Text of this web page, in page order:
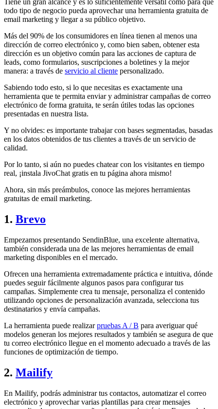
Tiene un gran alcance y es lo suficientemente versátil como para que
todo tipo de negocio pueda aprovechar una herramienta gratuita de
email marketing y llegar a su público objetivo.
Más del 90% de los consumidores en línea tienen al menos una
dirección de correo electrónico y, como bien saben, obtener esta
dirección es un objetivo común para las acciones de captura de
leads, como formularios, suscripciones a boletines y la mejor
manera: a través de servicio al cliente personalizado.
Sabiendo todo esto, si lo que necesitas es exactamente una
herramienta que te permita enviar y administrar campañas de correo
electrónico de forma gratuita, te serán útiles todas las opciones
presentadas en nuestra lista.
Y no olvides: es importante trabajar con bases segmentadas, basadas
en los datos obtenidos de tus clientes a través de un servicio de
calidad.
Por lo tanto, si aún no puedes chatear con los visitantes en tiempo
real, ¡instala JivoChat gratis en tu página ahora mismo!
Ahora, sin más preámbulos, conoce las mejores herramientas
gratuitas de email marketing.
1. Brevo
Empezamos presentando SendinBlue, una excelente alternativa,
también considerada una de las mejores herramientas de email
marketing disponibles en el mercado.
Ofrecen una herramienta extremadamente práctica e intuitiva, dónde
puedes seguir fácilmente algunos pasos para configurar tus
campañas. Simplemente crea tu mensaje, personaliza el contenido
utilizando opciones de personalización avanzada, selecciona tus
destinatarios y envía campañas.
La herramienta puede realizarpruebas A / B para averiguar qué
modelos generan los mejores resultados y también se asegura de que
tu correo electrónico llegue en el momento adecuado a través de las
funciones de optimización de tiempo.
2. Mailify
En Mailify, podrás administrar tus contactos, automatizar el correo
electrónico y aprovechar varias plantillas para crear mensajes